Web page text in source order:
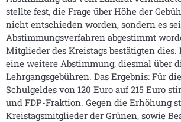
stellte fest, die Frage über Höhe der
nicht entschieden worden, sondern es
Abstimmungsverfahren abgestimmt
Mitglieder des Kreistags bestätigten
eine weitere Abstimmung, diesmal über
Lehrgangsgebühren. Das Ergebnis: Für
Schulgeldes von 120 Euro auf 215 Euro
und FDP-Fraktion. Gegen die Erhöhung
Kreistagsmitglieder der Grünen, sowie